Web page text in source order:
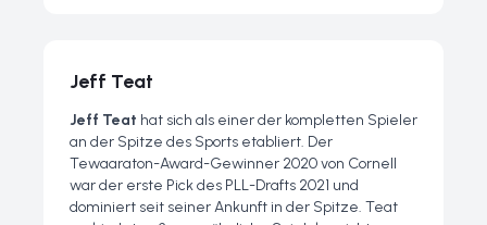
Jeff Teat
Jeff Teat hat sich als einer der kompletten Spieler
an der Spitze des Sports etabliert. Der
Tewaaraton-Award-Gewinner 2020 von Cornell
war der erste Pick des PLL-Drafts 2021 und
dominiert seit seiner Ankunft in der Spitze. Teat